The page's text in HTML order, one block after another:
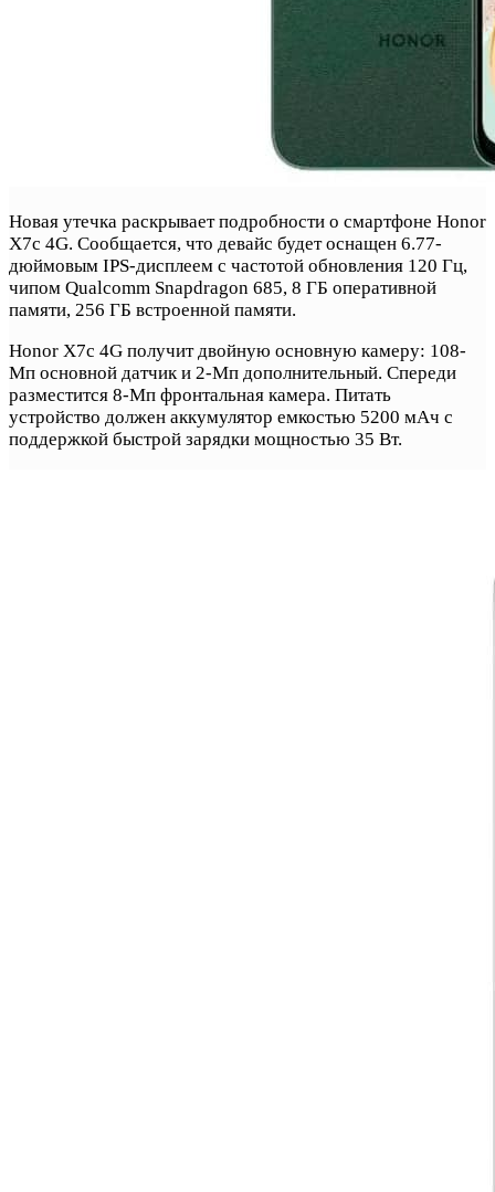
Новая утечка раскрывает подробности о смартфоне Honor
X7c 4G. Сообщается, что девайс будет оснащен 6.77-
дюймовым IPS-дисплеем с частотой обновления 120 Гц,
чипом Qualcomm Snapdragon 685, 8 ГБ оперативной
памяти, 256 ГБ встроенной памяти.
Honor X7c 4G получит двойную основную камеру: 108-
Мп основной датчик и 2-Мп дополнительный. Спереди
разместится 8-Мп фронтальная камера. Питать
устройство должен аккумулятор емкостью 5200 мАч с
поддержкой быстрой зарядки мощностью 35 Вт.